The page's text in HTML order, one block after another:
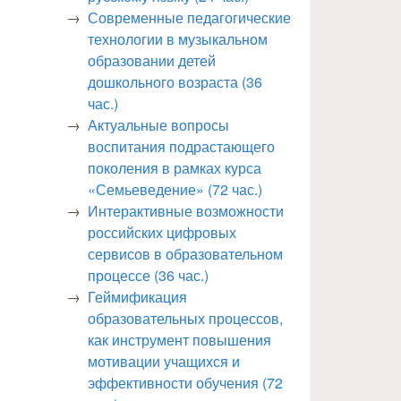
Современные педагогические
технологии в музыкальном
образовании детей
дошкольного возраста (36
час.)
Актуальные вопросы
воспитания подрастающего
поколения в рамках курса
«Семьеведение» (72 час.)
Интерактивные возможности
российских цифровых
сервисов в образовательном
процессе (36 час.)
Геймификация
образовательных процессов,
как инструмент повышения
мотивации учащихся и
эффективности обучения (72